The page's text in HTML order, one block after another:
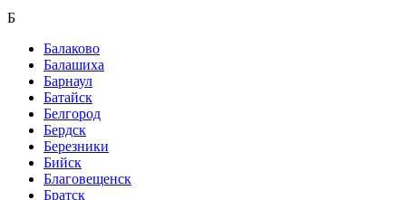
Б
Балаково
Балашиха
Барнаул
Батайск
Белгород
Бердск
Березники
Бийск
Благовещенск
Братск